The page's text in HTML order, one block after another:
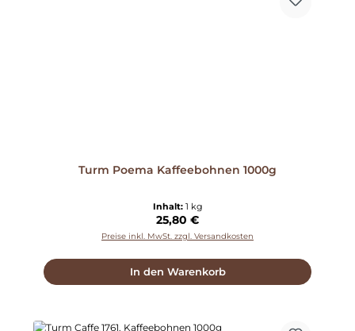
Turm Poema Kaffeebohnen 1000g
Inhalt: 1 kg
Regulärer Preis:
25,80 €
Preise inkl. MwSt. zzgl. Versandkosten
In den Warenkorb